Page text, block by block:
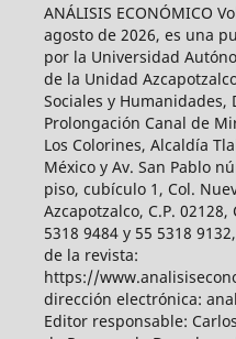
ANÁLISIS ECONÓMICO
agosto de 2026, es una
por la Universidad
de la Unidad
Sociales y Humanidades,
Prolongación Canal de
Los Colorines, Alcaldía
México y Av. San Pablo
piso, cubículo 1, Col.
Azcapotzalco, C.P.
5318 9484 y 55 5318
de la revista:
https://
dirección electrónica:
Editor responsable: